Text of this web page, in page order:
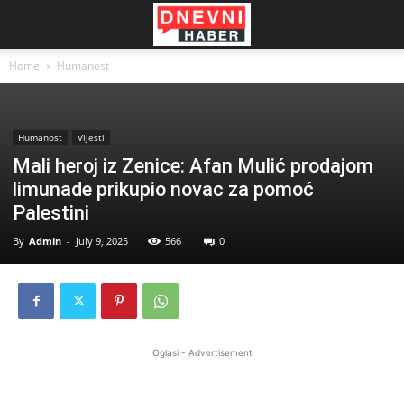
Home Humanost
Humanost Vijesti
Mali heroj iz Zenice: Afan Mulić prodajom
limunade prikupio novac za pomoć
Palestini
By Admin - July 9, 2025 566 0
Oglasi - Advertisement